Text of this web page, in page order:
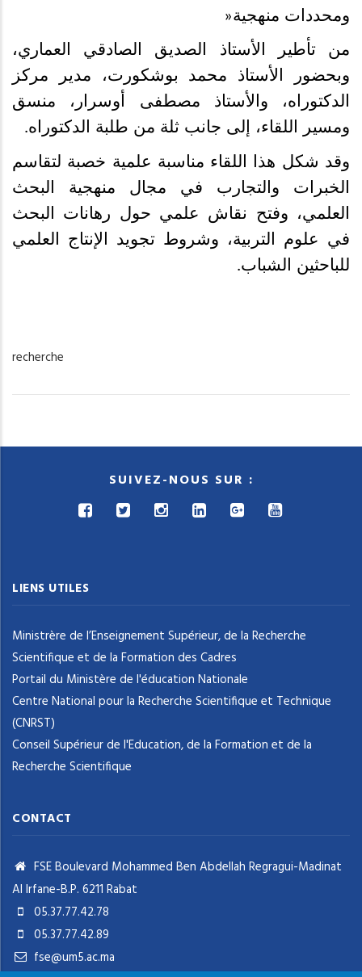
ومحددات منهجية»
من تأطير الأستاذ الصديق الصادقي العماري،
وبحضور الأستاذ محمد بوشكورت، مدير مركز
الدكتوراه، والأستاذ مصطفى أوسرار، منسق
ومسير اللقاء، إلى جانب ثلة من طلبة الدكتوراه.
وقد شكل هذا اللقاء مناسبة علمية خصبة لتقاسم
الخبرات والتجارب في مجال منهجية البحث
العلمي، وفتح نقاش علمي حول رهانات البحث
في علوم التربية، وشروط تجويد الإنتاج العلمي
للباحثين الشباب.
recherche
SUIVEZ-NOUS SUR :
LIENS UTILES
Ministrère de l’Enseignement Supérieur, de la Recherche
Scientifique et de la Formation des Cadres
Portail du Ministère de l'éducation Nationale
Centre National pour la Recherche Scientifique et Technique
(CNRST)
Conseil Supérieur de l'Education, de la Formation et de la
Recherche Scientifique
CONTACT
FSE Boulevard Mohammed Ben Abdellah Regragui-Madinat
Al Irfane-B.P. 6211 Rabat
05.37.77.42.78
05.37.77.42.89
fse@um5.ac.ma